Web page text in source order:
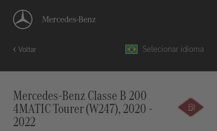
Voltar Selecionar idioma
Mercedes-Benz Classe B 200
4MATIC Tourer (W247), 2020 -
2022